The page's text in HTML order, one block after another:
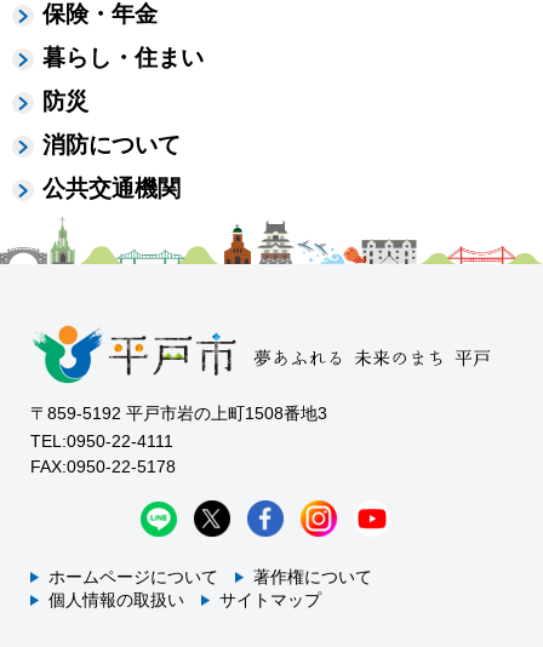
保険・年金
暮らし・住まい
防災
消防について
公共交通機関
〒859-5192 平戸市岩の上町1508番地3
TEL:0950-22-4111
FAX:0950-22-5178
ホームページについて
著作権について
個人情報の取扱い
サイトマップ